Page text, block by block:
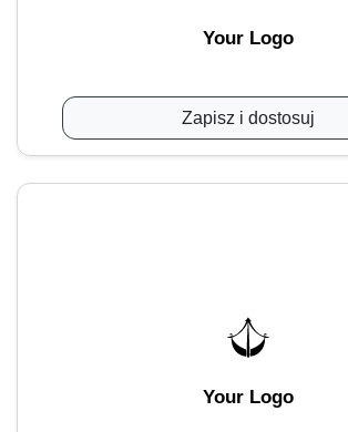
Your Logo
Zapisz i dostosuj
Your Logo